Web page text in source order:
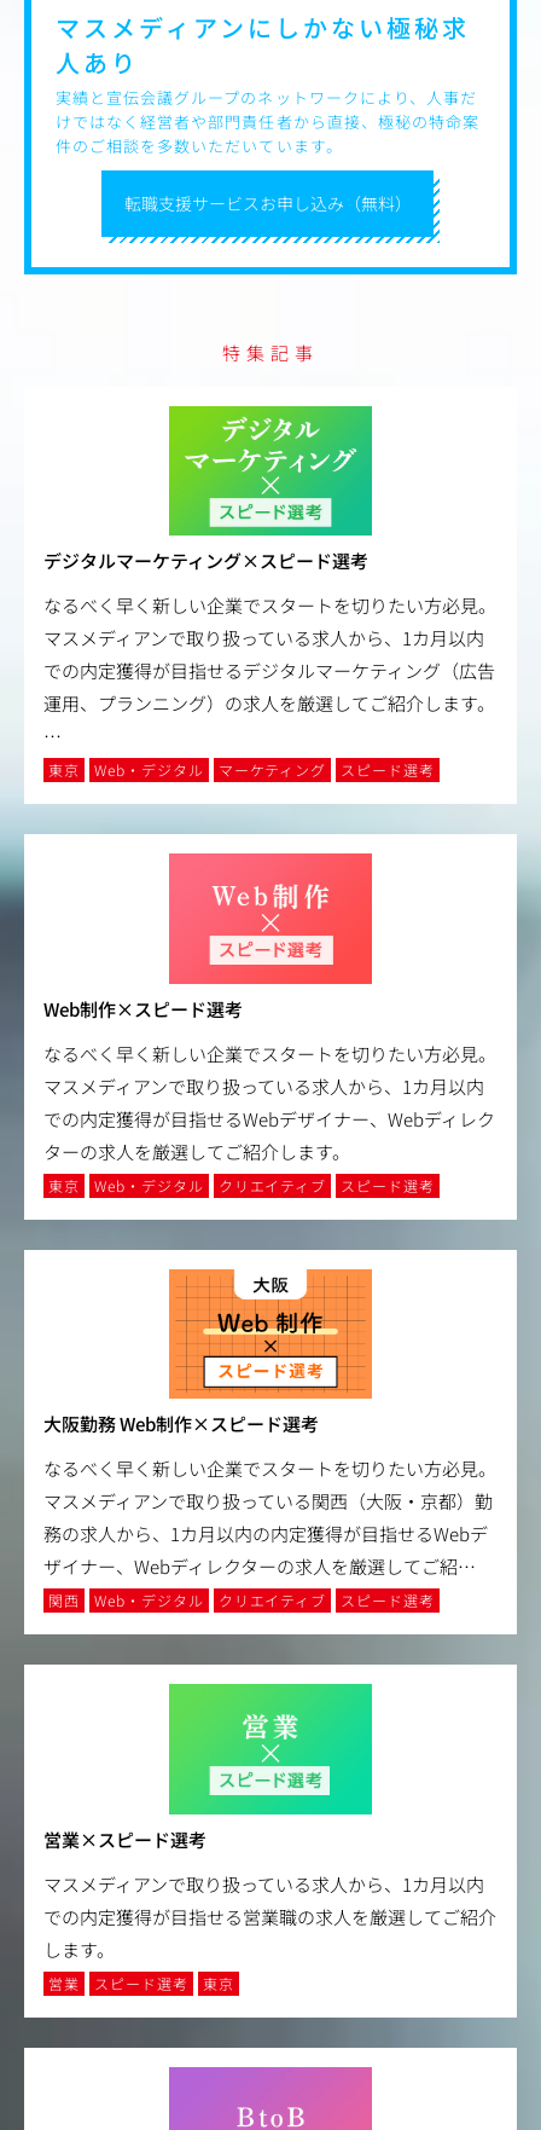
転職支援サービスお申し込み（無料）
マスメディアンにしかない極秘求
人あり
実績と宣伝会議グループのネットワークにより、人事だ
けではなく経営者や部門責任者から直接、極秘の特命案
件のご相談を多数いただいています。
特集記事
デジタルマーケティング×スピード選考
なるべく早く新しい企業でスタートを切りたい方必見。
マスメディアンで取り扱っている求人から、1カ月以内
での内定獲得が目指せるデジタルマーケティング（広告
運用、プランニング）の求人を厳選してご紹介します。
…
東京 Web・デジタル マーケティング スピード選考
Web制作×スピード選考
なるべく早く新しい企業でスタートを切りたい方必見。
マスメディアンで取り扱っている求人から、1カ月以内
での内定獲得が目指せるWebデザイナー、Webディレク
ターの求人を厳選してご紹介します。
東京 Web・デジタル クリエイティブ スピード選考
大阪勤務 Web制作×スピード選考
なるべく早く新しい企業でスタートを切りたい方必見。
マスメディアンで取り扱っている関西（大阪・京都）勤
務の求人から、1カ月以内の内定獲得が目指せるWebデ
ザイナー、Webディレクターの求人を厳選してご紹…
関西 Web・デジタル クリエイティブ スピード選考
営業×スピード選考
マスメディアンで取り扱っている求人から、1カ月以内
での内定獲得が目指せる営業職の求人を厳選してご紹介
します。
営業 スピード選考 東京